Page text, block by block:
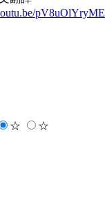
pV8uOlYryME
☆ ☆